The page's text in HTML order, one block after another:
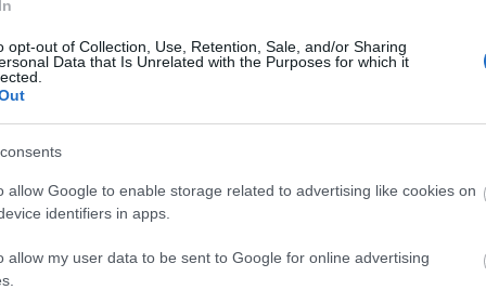
opt-out of Collection, Use, Retention, Sale, and/or Sharing
Data that Is Unrelated with the Purposes for which it
allow Google to enable storage related to advertising like cookies on
identifiers in apps.
allow my user data to be sent to Google for online advertising
így nézne ki és tök könnyű volt elképzelni,
vasárnap délelőtt is ebbe botolj bele.
nektek zseniális képeket, de olyan
a világtörténelem lebénább fotóit készítettem
(Bock Balaton, 700, a képen egy kettészedett
kolbászt a legendás IKON-tól (700), pacalt
előtted készülő carbonarát és zöldborsós
hülyére ettük magunkat 10 ezer
bármelyik másik budapesti